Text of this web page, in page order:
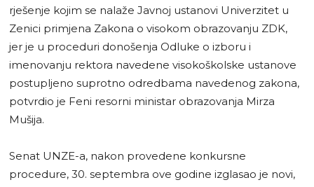
rješenje kojim se nalaže Javnoj ustanovi Univerzitet u
Zenici primjena Zakona o visokom obrazovanju ZDK,
jer je u proceduri donošenja Odluke o izboru i
imenovanju rektora navedene visokoškolske ustanove
postupljeno suprotno odredbama navedenog zakona,
potvrdio je Feni resorni ministar obrazovanja Mirza
Mušija.
Senat UNZE-a, nakon provedene konkursne
procedure, 30. septembra ove godine izglasao je novi,